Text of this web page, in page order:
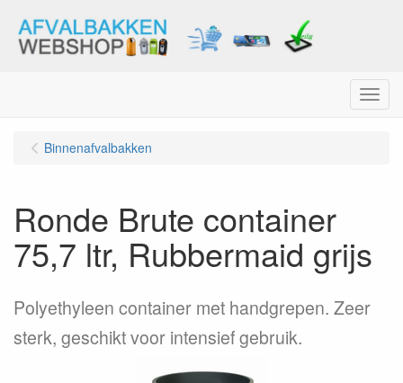
Menu
Binnenafvalbakken
Ronde Brute container
75,7 ltr, Rubbermaid grijs
Polyethyleen container met handgrepen. Zeer
sterk, geschikt voor intensief gebruik.